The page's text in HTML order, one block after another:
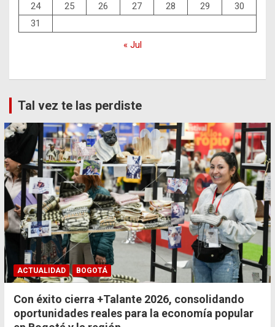
24
25 26 27 28 29
30
31
« Jul
Tal vez te las perdiste
ACTUALIDAD BOGOTÁ
Con éxito cierra +Talante 2026, consolidando
oportunidades reales para la economía popular